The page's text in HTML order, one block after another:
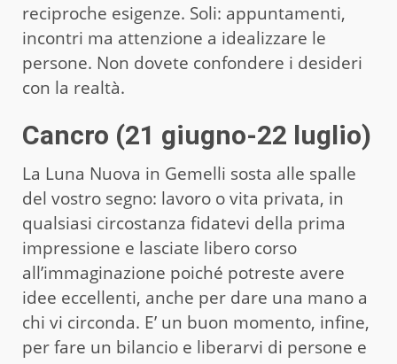
reciproche esigenze. Soli: appuntamenti,
incontri ma attenzione a idealizzare le
persone. Non dovete confondere i desideri
con la realtà.
Cancro (21 giugno-22 luglio)
La Luna Nuova in Gemelli sosta alle spalle
del vostro segno: lavoro o vita privata, in
qualsiasi circostanza fidatevi della prima
impressione e lasciate libero corso
all’immaginazione poiché potreste avere
idee eccellenti, anche per dare una mano a
chi vi circonda. E’ un buon momento, infine,
per fare un bilancio e liberarvi di persone e